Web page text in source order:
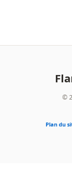
©
Plan du